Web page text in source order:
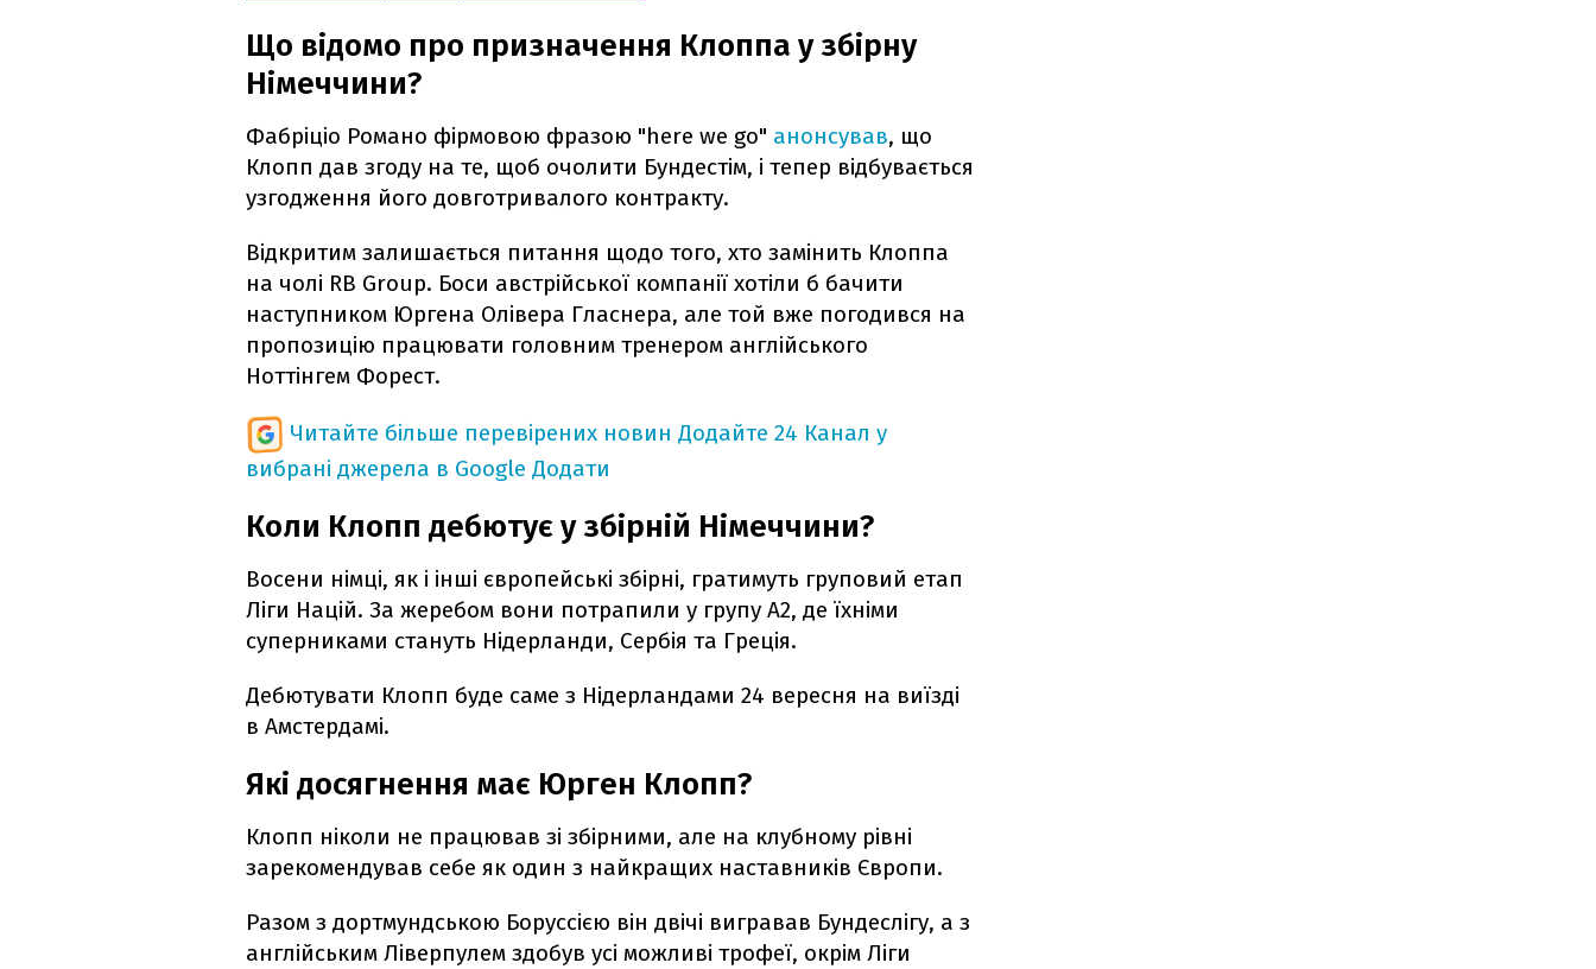
Що відомо про призначення Клоппа у збірну
Німеччини?
Фабріціо Романо фірмовою фразою "here we go" анонсував, що
Клопп дав згоду на те, щоб очолити Бундестім, і тепер відбувається
узгодження його довготривалого контракту.
Відкритим залишається питання щодо того, хто замінить Клоппа
на чолі RB Group. Боси австрійської компанії хотіли б бачити
наступником Юргена Олівера Гласнера, але той вже погодився на
пропозицію працювати головним тренером англійського
Ноттінгем Форест.
Читайте більше перевірених новин Додайте 24 Канал у
вибрані джерела в Google Додати
Коли Клопп дебютує у збірній Німеччини?
Восени німці, як і інші європейські збірні, гратимуть груповий етап
Ліги Націй. За жеребом вони потрапили у групу А2, де їхніми
суперниками стануть Нідерланди, Сербія та Греція.
Дебютувати Клопп буде саме з Нідерландами 24 вересня на виїзді
в Амстердамі.
Які досягнення має Юрген Клопп?
Клопп ніколи не працював зі збірними, але на клубному рівні
зарекомендував себе як один з найкращих наставників Європи.
Разом з дортмундською Боруссією він двічі вигравав Бундеслігу, а з
англійським Ліверпулем здобув усі можливі трофеї, окрім Ліги